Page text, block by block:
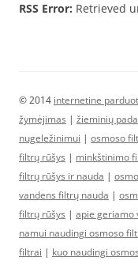
RSS Error: Retrieved
© 2014 internetine
žymėjimas | žieminių
nugeležinimui | osmoso
filtrų rūšys | minkštinimo
filtrų rūšys ir nauda |
vandens filtrų nauda |
filtrų rūšys | apie geriamo
namui naudingi osmoso
filtrai | kuo naudingi